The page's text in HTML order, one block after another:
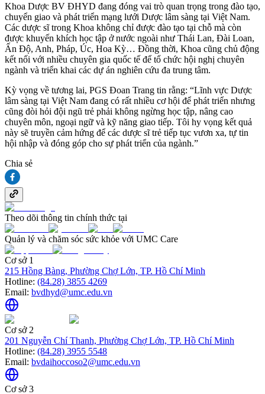
Khoa Dược BV ĐHYD đang đóng vai trò quan trọng trong đào tạo,
chuyển giao và phát triển mạng lưới Dược lâm sàng tại Việt Nam.
Các dược sĩ trong Khoa không chỉ được đào tạo tại chỗ mà còn
được khuyến khích học tập ở nước ngoài như Thái Lan, Đài Loan,
Ấn Độ, Anh, Pháp, Úc, Hoa Kỳ… Đồng thời, Khoa cũng chủ động
kết nối với nhiều chuyên gia quốc tế để tổ chức hội nghị chuyên
ngành và triển khai các dự án nghiên cứu đa trung tâm.
Kỳ vọng về tương lai, PGS Đoan Trang tin rằng: “Lĩnh vực Dược
lâm sàng tại Việt Nam đang có rất nhiều cơ hội để phát triển nhưng
cũng đòi hỏi đội ngũ trẻ phải không ngừng học tập, nâng cao
chuyên môn, ngoại ngữ và kỹ năng giao tiếp. Tôi hy vọng kết quả
này sẽ truyền cảm hứng để các dược sĩ trẻ tiếp tục vươn xa, tự tin
hội nhập và đóng góp cho sự phát triển của ngành.”
Chia sẻ
Theo dõi thông tin chính thức tại
Quản lý và chăm sóc sức khỏe với UMC Care
Cơ sở 1
215 Hồng Bàng, Phường Chợ Lớn, TP. Hồ Chí Minh
Hotline: (84.28) 3855 4269
Email: bvdhyd@umc.edu.vn
Cơ sở 2
201 Nguyễn Chí Thanh, Phường Chợ Lớn, TP. Hồ Chí Minh
Hotline: (84.28) 3955 5548
Email: bvdaihoccoso2@umc.edu.vn
Cơ sở 3